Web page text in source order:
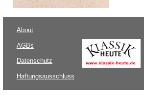
About
AGBs
Datenschutz
Haftungsausschluss